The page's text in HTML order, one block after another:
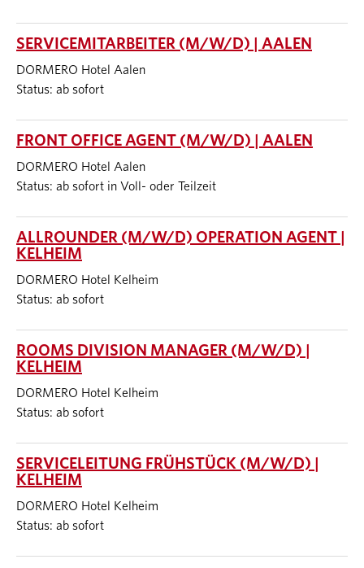
SERVICEMITARBEITER (M/W/D) | AALEN
DORMERO Hotel Aalen
Status: ab sofort
FRONT OFFICE AGENT (M/W/D) | AALEN
DORMERO Hotel Aalen
Status: ab sofort in Voll- oder Teilzeit
ALLROUNDER (M/W/D) OPERATION AGENT |
KELHEIM
DORMERO Hotel Kelheim
Status: ab sofort
ROOMS DIVISION MANAGER (M/W/D) |
KELHEIM
DORMERO Hotel Kelheim
Status: ab sofort
SERVICELEITUNG FRÜHSTÜCK (M/W/D) |
KELHEIM
DORMERO Hotel Kelheim
Status: ab sofort